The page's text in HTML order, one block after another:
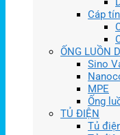
Cáp
ỐNG LUỒN
Sino
MPE
Ống
TỦ ĐIỆN
Tủ